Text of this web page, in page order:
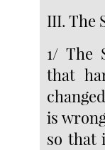
III. The
1/ The
that
is
so that